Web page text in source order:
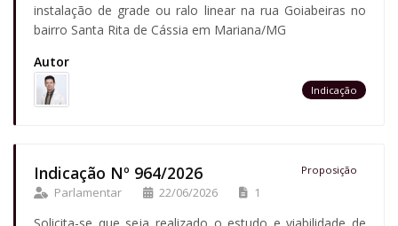
instalação de grade ou ralo linear na rua Goiabeiras no
bairro Santa Rita de Cássia em Mariana/MG
Autor
Indicação
Indicação Nº 964/2026 Proposição
Parlamentar 22/06/2026 1